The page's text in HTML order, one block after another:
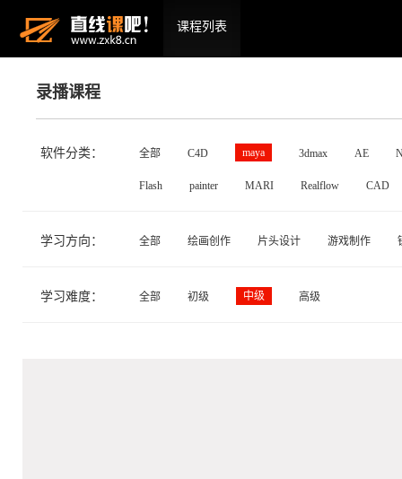
课程列表
录播课程
软件分类： 全部 C4D maya 3dmax AE
Flash painter MARI Realflow CAD
学习方向： 全部 绘画创作 片头设计 游戏制作
学习难度： 全部 初级 中级 高级